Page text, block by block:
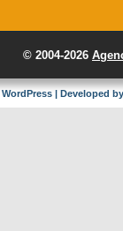
© 2004-2026
WordPress| Developed